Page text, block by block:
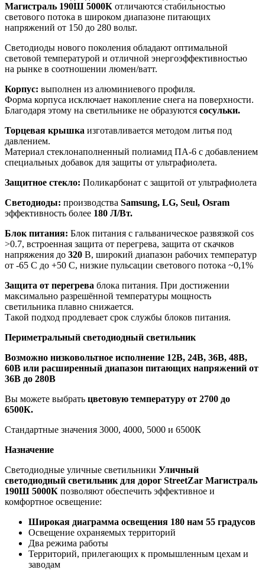
Магистраль 190Ш 5000К отличаются стабильностью
светового потока в широком диапазоне питающих
напряжений от 150 до 280 вольт.
Светодиоды нового поколения обладают оптимальной
световой температурой и отличной энергоэффективностью
на рынке в соотношении люмен/ватт.
Корпус: выполнен из алюминиевого профиля.
Форма корпуса исключает накопление снега на поверхности.
Благодаря этому на светильнике не образуются сосульки.
Торцевая крышка изготавливается методом литья под
давлением.
Материал стеклонаполненный полиамид ПА-6 с добавлением
специальных добавок для защиты от ультрафиолета.
Защитное стекло: Поликарбонат с защитой от ультрафиолета
Светодиоды: производства Samsung, LG, Seul, Osram
эффективность более 180 Л/Вт.
Блок питания: Блок питания с гальваническое развязкой cos
>0.7, встроенная защита от перегрева, защита от скачков
напряжения до 320 В, широкий диапазон рабочих температур
от -65 С до +50 С, низкие пульсации светового потока ~0,1%
Защита от перегрева блока питания. При достижении
максимально разрешённой температуры мощность
светильника плавно снижается.
Такой подход продлевает срок службы блоков питания.
Периметральный светодиодный светильник
Возможно низковольтное исполнение 12В, 24В, 36В, 48В,
60В или расширенный диапазон питающих напряжений от
36В до 280В
Вы можете выбрать цветовую температуру от 2700 до
6500К.
Стандартные значения 3000, 4000, 5000 и 6500К
Назначение
Светодиодные уличные светильники Уличный
светодиодный светильник для дорог StreetZar Магистраль
190Ш 5000К позволяют обеспечить эффективное и
комфортное освещение:
Широкая диаграмма освещения 180 нам 55 градусов
Освещение охраняемых территорий
Два режима работы
Территорий, прилегающих к промышленным цехам и
заводам